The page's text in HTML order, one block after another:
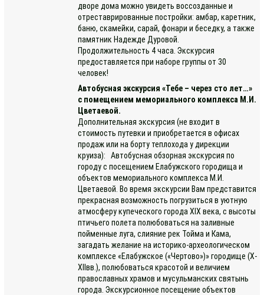
дворе дома можно увидеть воссозданные и
отреставрированные постройки: амбар, каретник,
баню, скамейки, сарай, фонари и беседку, а также
памятник Надежде Дуровой.
Продолжительность 4 часа. Экскурсия
предоставляется при наборе группы от 30
человек!
Автобусная экскурсия «Тебе – через сто лет…»
с помещением мемориального комплекса М.И.
Цветаевой.
Дополнительная экскурсия (не входит в
стоимость путевки и приобретается в офисах
продаж или на борту теплохода у дирекции
круиза): Автобусная обзорная экскурсия по
городу с посещением Елабужского городища и
объектов мемориального комплекса М.И.
Цветаевой. Во время экскурсии Вам представится
прекрасная возможность погрузиться в уютную
атмосферу купеческого города XIX века, с высоты
птичьего полета полюбоваться на заливные
пойменные луга, слияние рек Тойма и Кама,
загадать желание на историко-археологическом
комплексе «Елабужское («Чертово»)» городище (X-
XIIвв.), полюбоваться красотой и величием
православных храмов и мусульманских святынь
города. Экскурсионное посещение объектов